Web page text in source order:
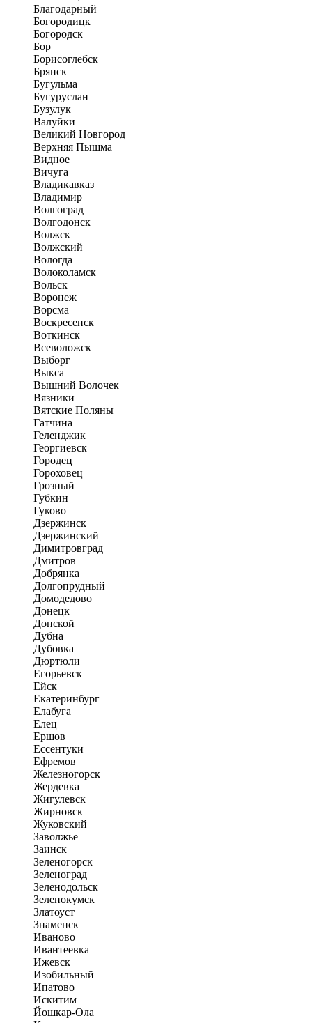
Благодарный
Богородицк
Богородск
Бор
Борисоглебск
Брянск
Бугульма
Бугуруслан
Бузулук
Валуйки
Великий Новгород
Верхняя Пышма
Видное
Вичуга
Владикавказ
Владимир
Волгоград
Волгодонск
Волжск
Волжский
Вологда
Волоколамск
Вольск
Воронеж
Ворсма
Воскресенск
Воткинск
Всеволожск
Выборг
Выкса
Вышний Волочек
Вязники
Вятские Поляны
Гатчина
Геленджик
Георгиевск
Городец
Гороховец
Грозный
Губкин
Гуково
Дзержинск
Дзержинский
Димитровград
Дмитров
Добрянка
Долгопрудный
Домодедово
Донецк
Донской
Дубна
Дубовка
Дюртюли
Егорьевск
Ейск
Екатеринбург
Елабуга
Елец
Ершов
Ессентуки
Ефремов
Железногорск
Жердевка
Жигулевск
Жирновск
Жуковский
Заволжье
Заинск
Зеленогорск
Зеленоград
Зеленодольск
Зеленокумск
Златоуст
Знаменск
Иваново
Ивантеевка
Ижевск
Изобильный
Ипатово
Искитим
Йошкар-Ола